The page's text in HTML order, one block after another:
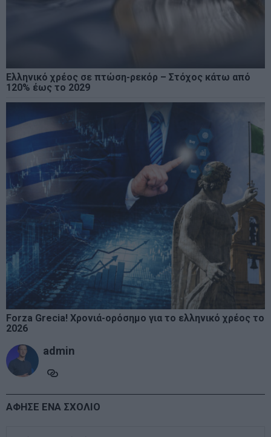
Ελληνικό χρέος σε πτώση-ρεκόρ – Στόχος κάτω από
120% έως το 2029
Forza Grecia! Χρονιά-ορόσημο για το ελληνικό χρέος το
2026
admin
ΑΦΗΣΕ ΕΝΑ ΣΧΟΛΙΟ